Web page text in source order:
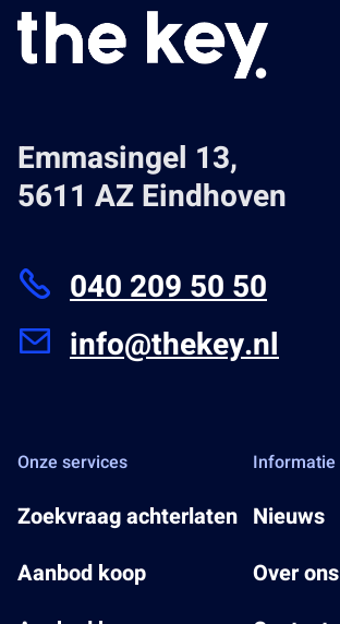
Emmasingel 13,
5611 AZ Eindhoven
040 209 50 50
info@thekey.nl
Onze services
Zoekvraag achterlaten
Aanbod koop
Informatie
Nieuws
Over ons